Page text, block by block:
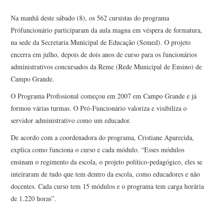
Na manhã deste sábado (8), os 562 cursistas do programa
Prófuncionário participaram da aula magna em véspera de formatura,
na sede da Secretaria Municipal de Educação (Semed). O projeto
encerra em julho, depois de dois anos de curso para os funcionários
administrativos concursados da Reme (Rede Municipal de Ensino) de
Campo Grande.
O Programa Profissional começou em 2007 em Campo Grande e já
formou várias turmas. O Pró-Funcionário valoriza e visibiliza o
servidor administrativo como um educador.
De acordo com a coordenadora do programa, Cristiane Aparecida,
explica como funciona o curso e cada módulo. “Esses módulos
ensinam o regimento da escola, o projeto político-pedagógico, eles se
inteiraram de tudo que tem dentro da escola, como educadores e não
docentes. Cada curso tem 15 módulos e o programa tem carga horária
de 1.220 horas”.